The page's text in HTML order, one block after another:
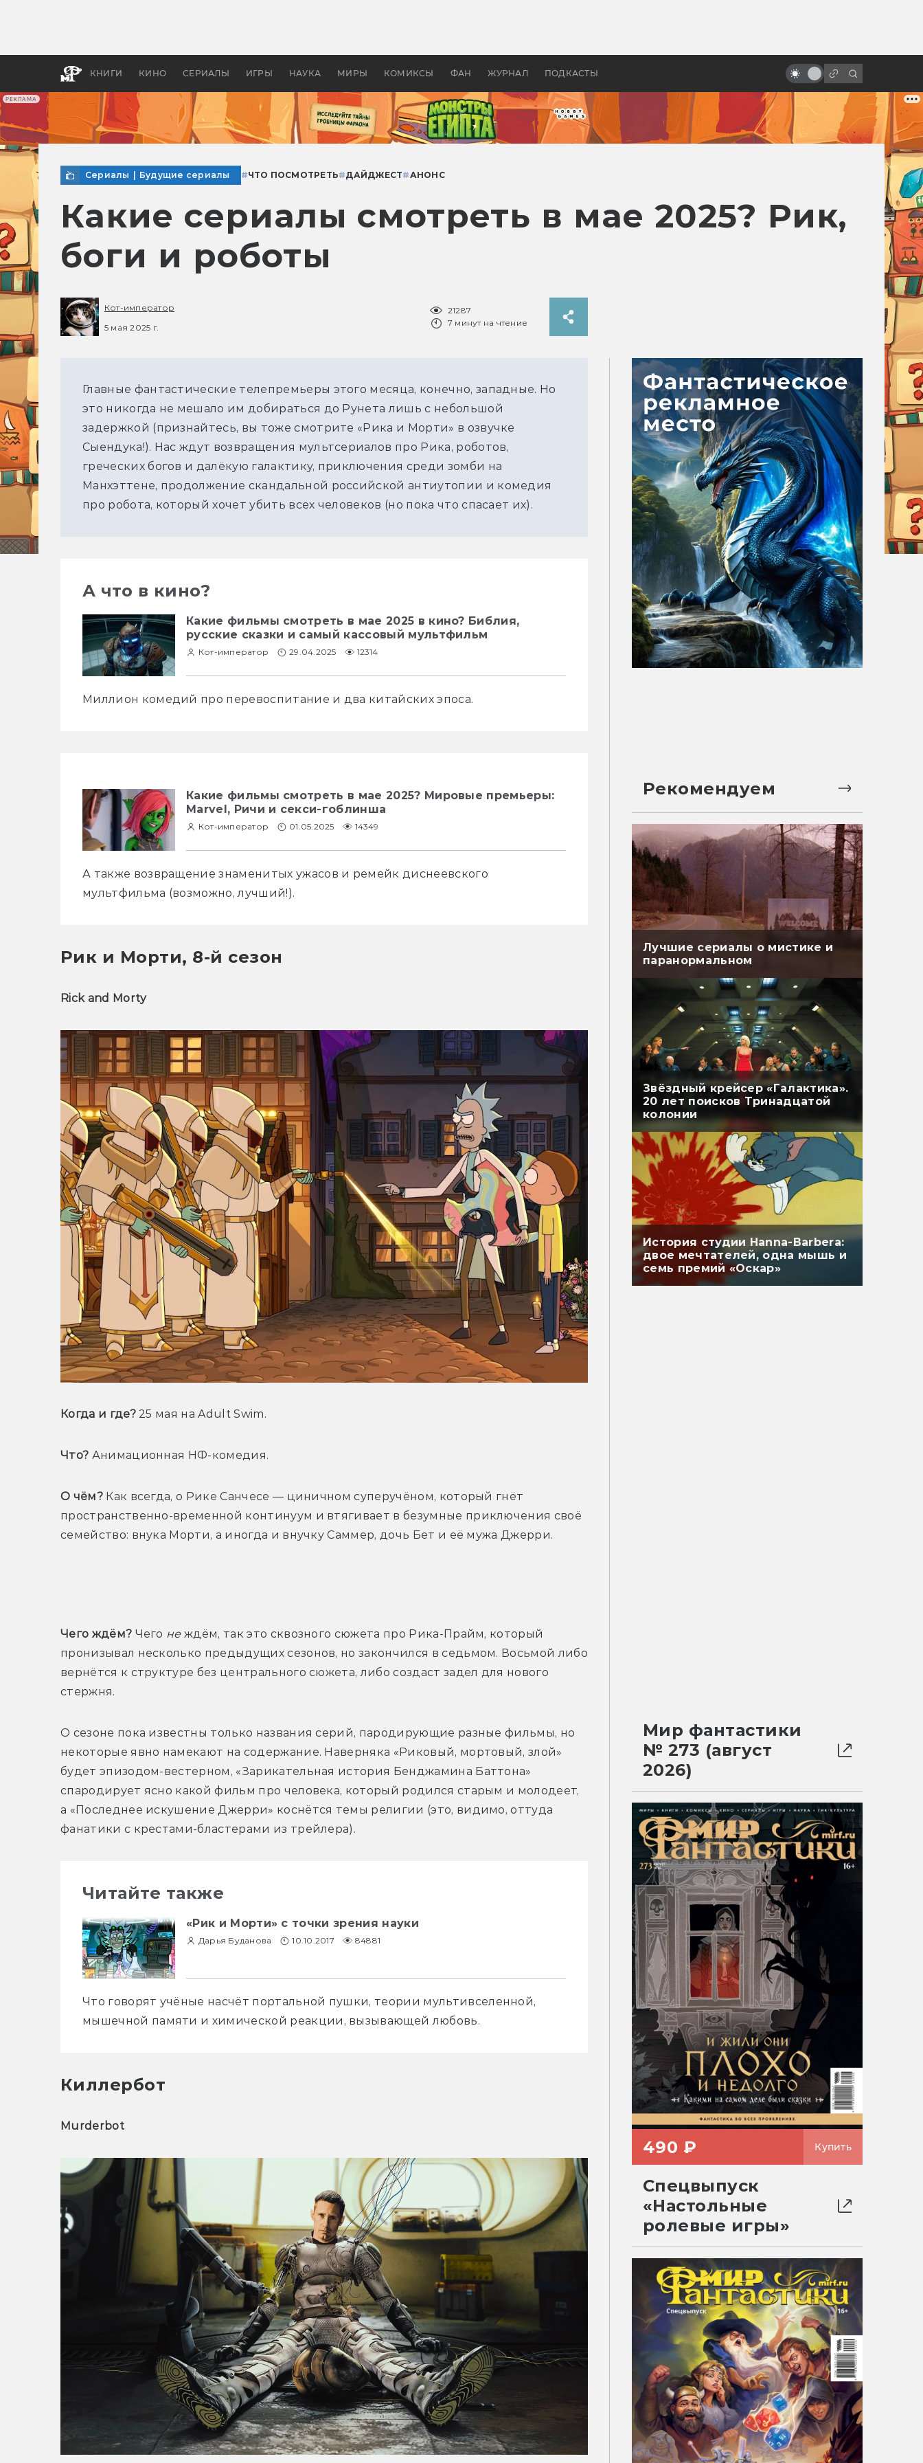
РЕКЛАМА
КНИГИ КИНО СЕРИАЛЫ ИГРЫ НАУКА МИРЫ КОМИКСЫ ФАН ЖУРНАЛ ПОДКАСТЫ
бы «Властелина колец»
Древней Грецией
идеи к безумному фильму
Сериалы Будущие сериалы #ЧТО ПОСМОТРЕТЬ#ДАЙДЖЕСТ#АНОНС
Какие сериалы смотреть в мае 2025? Рик,
боги и роботы
Кот-император
5 мая 2025 г.
21287
7 минут на чтение
Главные фантастические телепремьеры этого месяца, конечно, западные. Но
это никогда не мешало им добираться до Рунета лишь с небольшой
задержкой (признайтесь, вы тоже смотрите «Рика и Морти» в озвучке
Сыендука!). Нас ждут возвращения мультсериалов про Рика, роботов,
греческих богов и далёкую галактику, приключения среди зомби на
Манхэттене, продолжение скандальной российской антиутопии и комедия
про робота, который хочет убить всех человеков (но пока что спасает их).
А что в кино?
Какие фильмы смотреть в мае 2025 в кино? Библия,
русские сказки и самый кассовый мультфильм
Кот-император 29.04.2025 12314
Миллион комедий про перевоспитание и два китайских эпоса.
Какие фильмы смотреть в мае 2025? Мировые премьеры:
Marvel, Ричи и секси-гоблинша
Кот-император 01.05.2025 14349
А также возвращение знаменитых ужасов и ремейк диснеевского
мультфильма (возможно, лучший!).
Рик и Морти, 8-й сезон
Rick and Morty
Когда и где? 25 мая на Adult Swim.
Что? Анимационная НФ-комедия.
О чём? Как всегда, о Рике Санчесе — циничном суперучёном, который гнёт
пространственно-временной континуум и втягивает в безумные приключения своё
семейство: внука Морти, а иногда и внучку Саммер, дочь Бет и её мужа Джерри.
Чего ждём? Чего не ждём, так это сквозного сюжета про Рика-Прайм, который
пронизывал несколько предыдущих сезонов, но закончился в седьмом. Восьмой либо
вернётся к структуре без центрального сюжета, либо создаст задел для нового
стержня.
О сезоне пока известны только названия серий, пародирующие разные фильмы, но
некоторые явно намекают на содержание. Наверняка «Риковый, мортовый, злой»
будет эпизодом-вестерном, «Зарикательная история Бенджамина Баттона»
спародирует ясно какой фильм про человека, который родился старым и молодеет,
а «Последнее искушение Джерри» коснётся темы религии (это, видимо, оттуда
фанатики с крестами-бластерами из трейлера).
Читайте также
«Рик и Морти» с точки зрения науки
Дарья Буданова 10.10.2017 84881
Что говорят учёные насчёт портальной пушки, теории мультивселенной,
мышечной памяти и химической реакции, вызывающей любовь.
Киллербот
Murderbot
Рекомендуем
Лучшие сериалы о мистике и
паранормальном
Звёздный крейсер «Галактика».
20 лет поисков Тринадцатой
колонии
История студии Hanna-Barbera:
двое мечтателей, одна мышь и
семь премий «Оскар»
Мир фантастики
№ 273 (август
2026)
490 ₽ Купить
Спецвыпуск
«Настольные
ролевые игры»